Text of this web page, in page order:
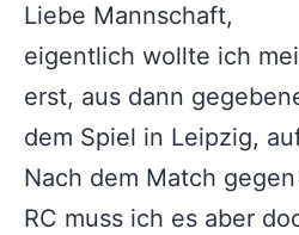
Liebe Mannschaft,
eigentlich wollte ich
erst, aus dann
dem Spiel in Leipzig,
Nach dem Match
RC muss ich es aber